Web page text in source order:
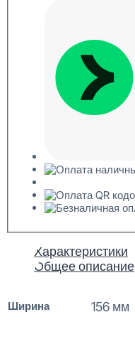
Характеристики
Общее описание
Ширина 156 мм